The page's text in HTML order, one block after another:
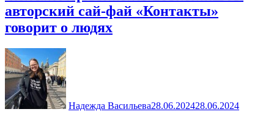
авторский сай-фай «Контакты»
говорит о людях
Надежда Васильева28.06.202428.06.2024